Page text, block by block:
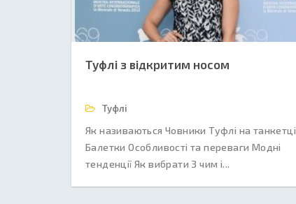
Туфлі з відкритим носом
Туфлі
Як називаються Човники Туфлі на танкетці
Балетки Особливості та переваги Модні
тенденції Як вибрати З чим і...